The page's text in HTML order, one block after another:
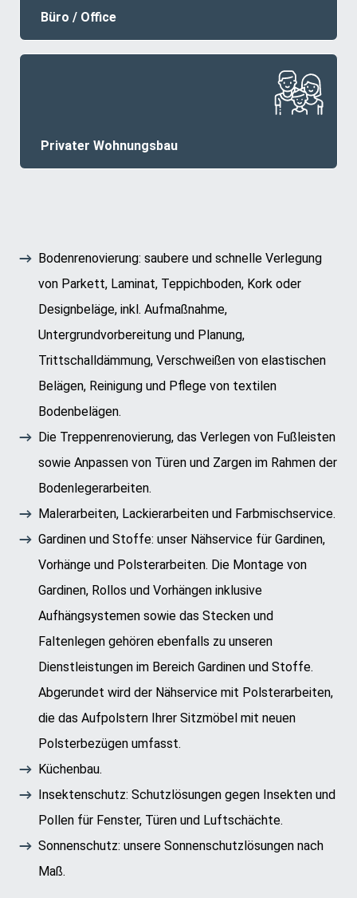
Büro / Office
Privater Wohnungsbau
Bodenrenovierung: saubere und schnelle Verlegung
von Parkett, Laminat, Teppichboden, Kork oder
Designbeläge, inkl. Aufmaßnahme,
Untergrundvorbereitung und Planung,
Trittschalldämmung, Verschweißen von elastischen
Belägen, Reinigung und Pflege von textilen
Bodenbelägen.
Die Treppenrenovierung, das Verlegen von Fußleisten
sowie Anpassen von Türen und Zargen im Rahmen der
Bodenlegerarbeiten.
Malerarbeiten, Lackierarbeiten und Farbmischservice.
Gardinen und Stoffe: unser Nähservice für Gardinen,
Vorhänge und Polsterarbeiten. Die Montage von
Gardinen, Rollos und Vorhängen inklusive
Aufhängsystemen sowie das Stecken und
Faltenlegen gehören ebenfalls zu unseren
Dienstleistungen im Bereich Gardinen und Stoffe.
Abgerundet wird der Nähservice mit Polsterarbeiten,
die das Aufpolstern Ihrer Sitzmöbel mit neuen
Polsterbezügen umfasst.
Küchenbau.
Insektenschutz: Schutzlösungen gegen Insekten und
Pollen für Fenster, Türen und Luftschächte.
Sonnenschutz: unsere Sonnenschutzlösungen nach
Maß.